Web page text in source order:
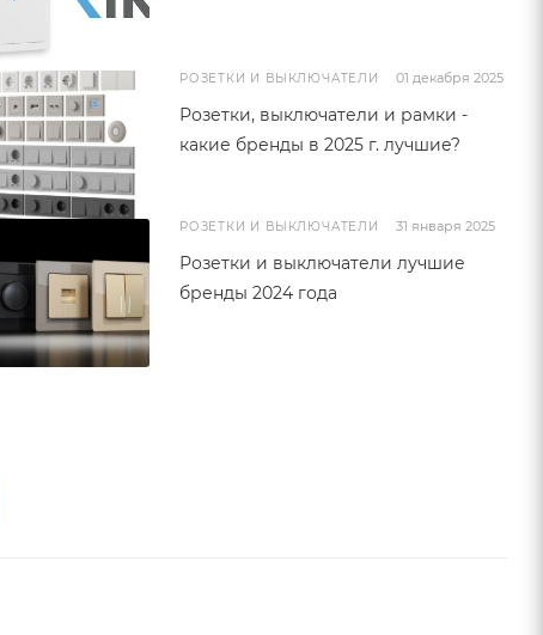
РОЗЕТКИ И ВЫКЛЮЧАТЕЛИ 01 декабря 2025
Розетки, выключатели и рамки -
какие бренды в 2025 г. лучшие?
РОЗЕТКИ И ВЫКЛЮЧАТЕЛИ 31 января 2025
Розетки и выключатели лучшие
бренды 2024 года